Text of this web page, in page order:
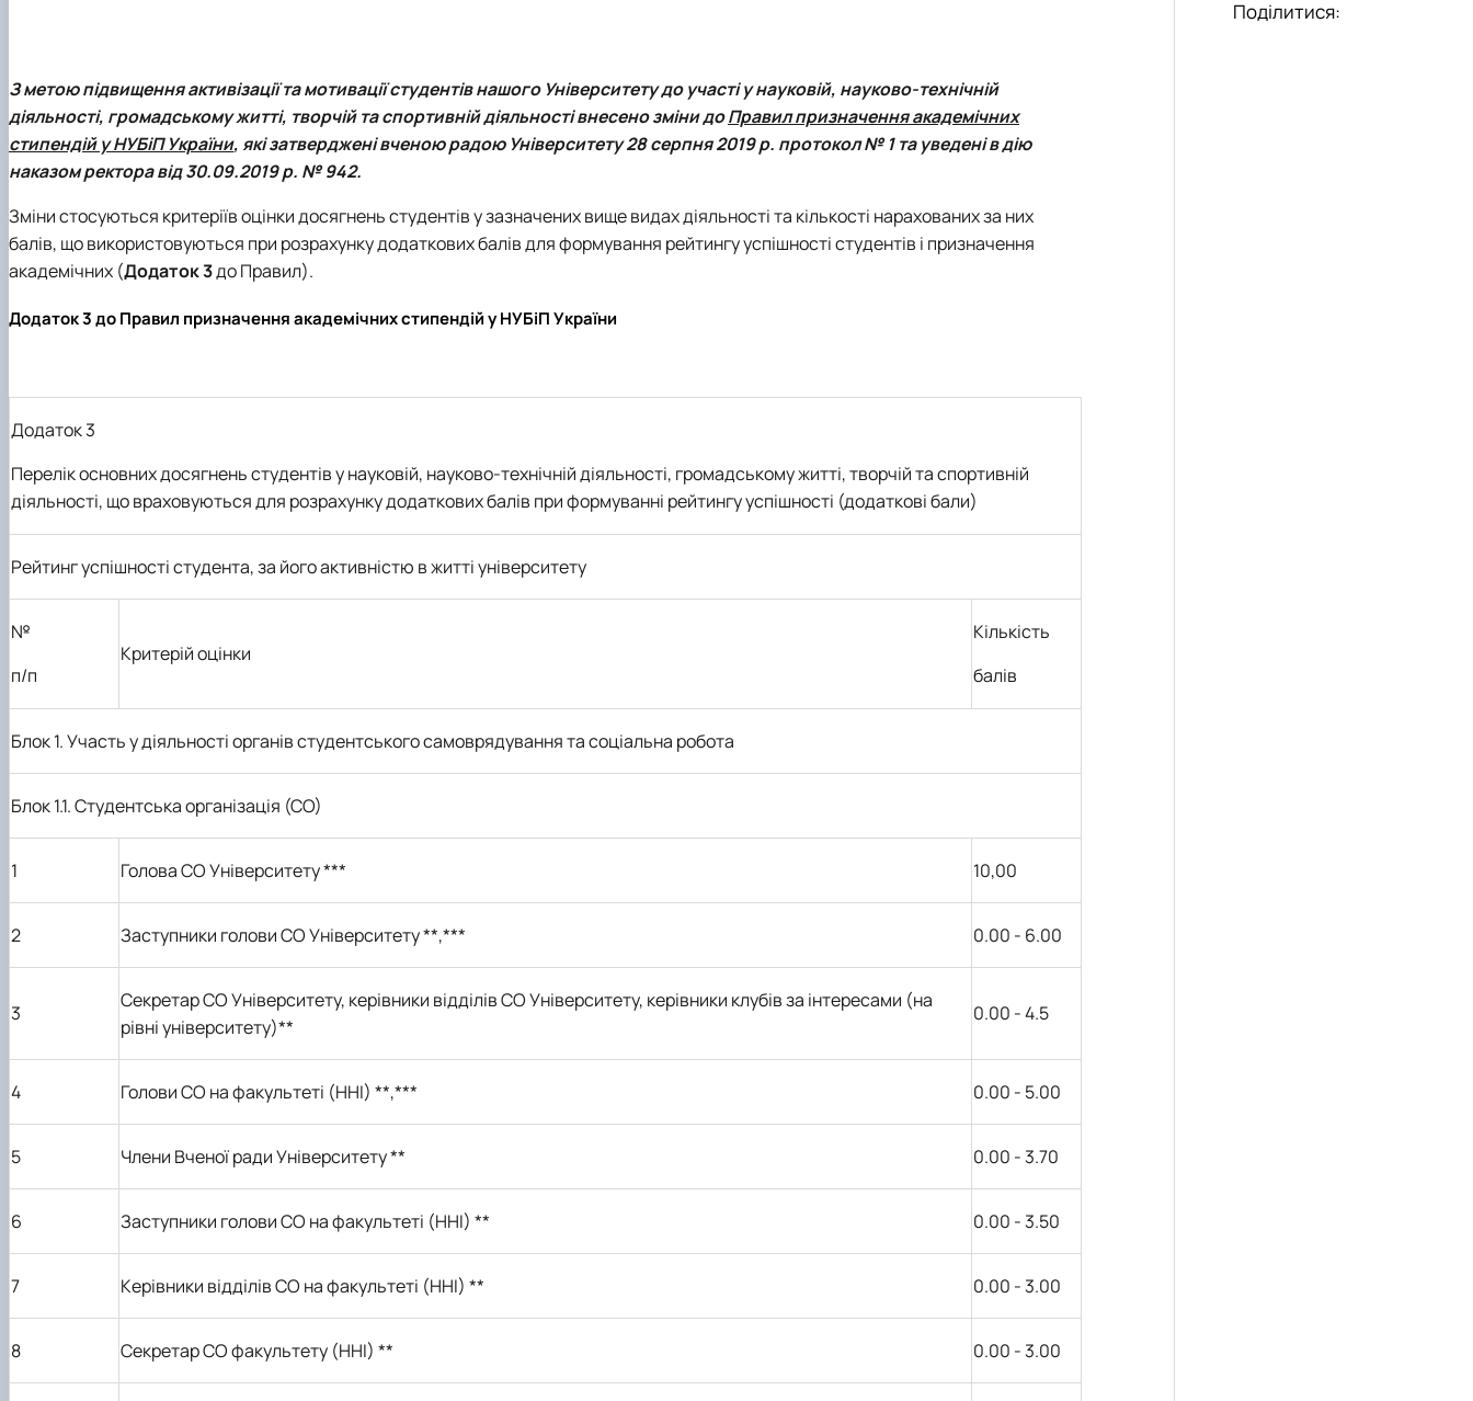
З метою підвищення активізації та мотивації студентів нашого Університету до участі у науковій, науково-технічній
діяльності, громадському житті, творчій та спортивній діяльності внесено зміни доПравил призначення академічних
стипендій у НУБіП України, які затверджені вченою радою Університету 28 серпня 2019 р. протокол № 1 та уведені в дію
наказом ректора від 30.09.2019 р. № 942.
Зміни стосуються критеріїв оцінки досягнень студентів у зазначених вище видах діяльності та кількості нарахованих за них
балів, що використовуються при розрахунку додаткових балів для формування рейтингу успішності студентів і призначення
академічних (Додаток 3до Правил).
Додаток 3 до Правил призначення академічних стипендій у НУБіП України
Додаток 3
Перелік основних досягнень студентів у науковій, науково-технічній діяльності, громадському житті, творчій та спортивній
діяльності, що враховуються для розрахунку додаткових балів при формуванні рейтингу успішності (додаткові бали)
Рейтингуспішностістудента, за його активністю вжитті університету
№
п/п
Критерій оцінки
Кількість
балів
Блок 1.Участь у діяльності органів студентського самоврядування та соціальна робота
Блок 1.1. Студентська організація (СО)
1 Голова СО Університету*** 10,00
2 Заступники голови СО Університету **,*** 0.00 - 6.00
3
Секретар СО Університету, керівники відділівСО Університету, керівники клубів за інтересами (на
рівні університету)**
0.00 - 4.5
4 Голови СО на факультеті (ННІ) **,*** 0.00 - 5.00
5 Члени Вченої ради Університету ** 0.00 - 3.70
6 Заступники голови СО на факультеті (ННІ) ** 0.00 - 3.50
7 Керівники відділів СО на факультеті (ННІ) ** 0.00 - 3.00
8 Секретар СО факультету (ННІ) ** 0.00 - 3.00
Поділитися: